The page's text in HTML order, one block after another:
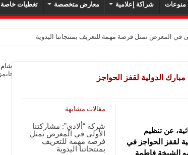
منوعات شراكة إعلامية معارض متخصصة تغطيات خاصة
في المعرض تمثل فرصة مهمة للتعريف بمنتجاتنا اليدوية
الدولية لقفز الحواجز
مقالات مشابهة
شركة “ألادي”: مشاركتنا
الأولى في المعرض تمثل
فرصة مهمة للتعريف
بمنتجاتنا اليدوية
عن تنظيم
لقفز الحواجز في
تحت رعاية سمو الشيخة فاطمة
شام
تايمز